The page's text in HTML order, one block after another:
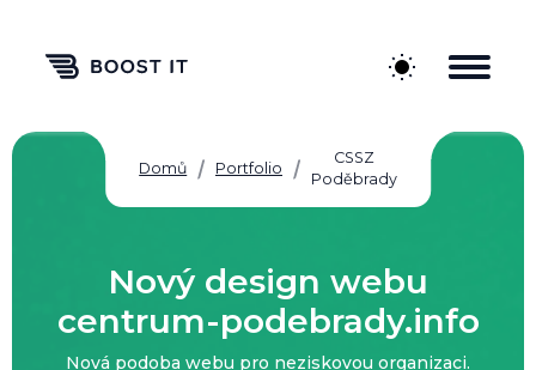
Nový design webu
centrum-podebrady.info
Nová podoba webu pro neziskovou organizaci.
Domů Portfolio
CSSZ
Poděbrady